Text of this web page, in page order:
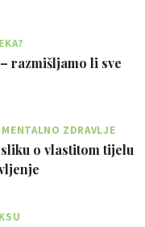
razmišljamo li sve
ZDRAVLJE
o vlastitom tijelu